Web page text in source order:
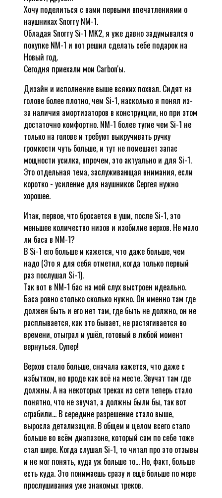
Хочу поделиться с вами первыми впечатлениями о
наушниках Snorry NM-1.
Обладая Snorry Si-1 MK2, я уже давно задумывался о
покупке NM-1 и вот решил сделать себе подарок на
Новый год.
Сегодня приехали мои Carbon'ы.
Дизайн и исполнение выше всяких похвал. Сидят на
голове более плотно, чем Si-1, насколько я понял из-
за наличия амортизаторов в конструкции, но при этом
достаточно комфортно. NM-1 более тугие чем Si-1 не
только на голове и требуют выкручивать ручку
громкости чуть больше, и тут не помешает запас
мощности усилка, впрочем, это актуально и для Si-1.
Это отдельная тема, заслуживающая внимания, если
коротко - усиление для наушников Сергея нужно
хорошее.
Итак, первое, что бросается в уши, после Si-1, это
меньшее количество низов и изобилие верхов. Не мало
ли баса в NM-1?
В Si-1 его больше и кажется, что даже больше, чем
надо (Это я для себя отметил, когда только первый
раз послушал Si-1).
Так вот в NM-1 бас на мой слух выстроен идеально.
Баса ровно столько сколько нужно. Он именно там где
должен быть и его нет там, где быть не должно, он не
расплывается, как это бывает, не растягивается во
времени, отыграл и ушёл, готовый в любой момент
вернуться. Супер!
Верхов стало больше, сначала кажется, что даже с
избытком, но вроде как всё на месте. Звучат там где
должны. А на некоторых треках из сети теперь стало
понятно, что не звучат, а должны были бы, так вот
сграбили... В середине разрешение стало выше,
выросла детализация. В общем и целом всего стало
больше во всём диапазоне, который сам по себе тоже
стал шире. Когда слушал Si-1, то читал про это отзывы
и не мог понять, куда уж больше то... Но, факт, больше
есть куда. Это понимаешь сразу и ещё больше по мере
прослушивания уже знакомых треков.